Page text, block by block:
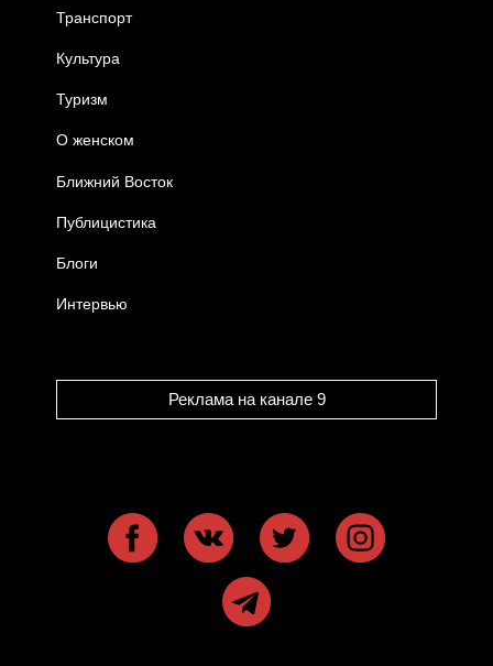
Транспорт
Культура
Туризм
О женском
Ближний Восток
Публицистика
Блоги
Интервью
Реклама на канале 9